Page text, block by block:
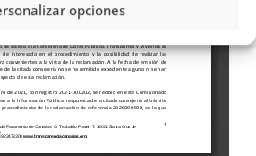
opciones